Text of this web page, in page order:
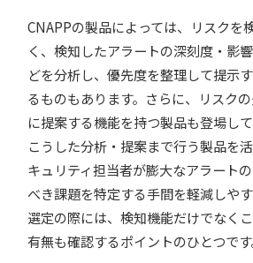
CNAPPの製品によっては、リスクを
く、検知したアラートの深刻度・影
どを分析し、優先度を整理して提示
るものもあります。さらに、リスク
に提案する機能を持つ製品も登場して
こうした分析・提案まで行う製品を
キュリティ担当者が膨大なアラート
べき課題を特定する手間を軽減しや
選定の際には、検知機能だけでなく
有無も確認するポイントのひとつです